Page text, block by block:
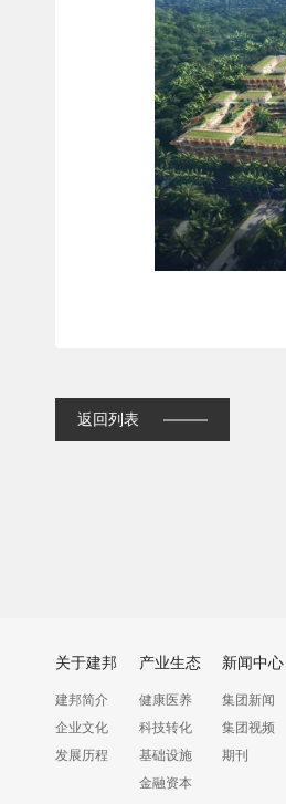
返回列表
关于建邦
建邦简介
企业文化
发展历程
产业生态
健康医养
科技转化
基础设施
金融资本
新闻中心
集团新闻
集团视频
期刊